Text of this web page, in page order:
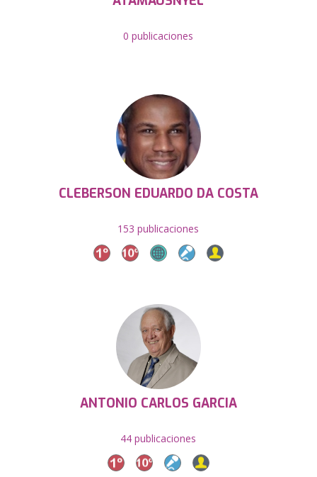
0 publicaciones
CLEBERSON EDUARDO DA COSTA
153 publicaciones
ANTONIO CARLOS GARCIA
44 publicaciones